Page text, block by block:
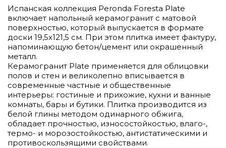
Испанская коллекция Peronda Foresta Plate
включает напольный керамогранит с матовой
поверхностью, который выпускается в формате
доски 19,5x121,5 см. При этом плитка имеет фактуру,
напоминающую бетон/цемент или окрашенный
металл.
Керамогранит Plate применяется для облицовки
полов и стен и великолепно вписывается в
современные частные и общественные
интерьеры: гостиные и прихожие, кухни и ванные
комнаты, бары и бутики. Плитка производится из
белой глины методом одинарного обжига,
обладает прочностью, износостойкостью, влаго-,
термо- и морозостойкостью, антистатическими и
противоскользящими свойствами.